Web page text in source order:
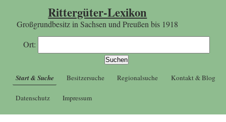
Rittergüter-Lexikon
Großgrundbesitz in Sachsen und Preußen bis 1918
Ort:
Start & Suche Besitzersuche Regionalsuche Kontakt & Blog
Datenschutz Impressum